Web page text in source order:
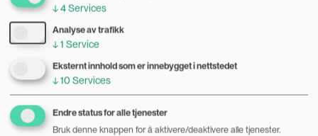
– De møtte motstand. De ble pirket på, fratatt motivasjon
og fikk ikke utvikle seg på egne premisser, sier Ulla-Britt
Lilleaas:
– Mennene ble ikke korrigert i samme grad. Det opplevde
kvinnene som forskjellsbehandling.
↓4Services
Analyse av trafikk
↓1 Service
Eksternt innhold som er innebygget i nettstedet
↓10 Services
Endre status for alle tjenester
Bruk denne knappen for å aktivere/deaktivere alle tjenester.